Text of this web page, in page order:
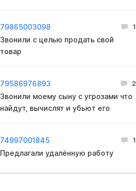
79865003098 1
Звонили с целью продать свой
товар
79586976893 2
Звонили моему сыну с yгpoзами что
найдут, вычислят и yбьют его
74997001845 1
Предлагали удалённую работу